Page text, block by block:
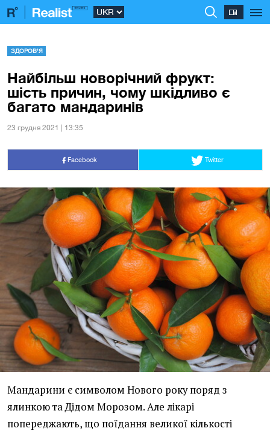
ЗДОРОВ'Я
Найбільш новорічний фрукт:
шість причин, чому шкідливо є
багато мандаринів
23 грудня 2021 | 13:35
Facebook Twitter
Мандарини є символом Нового року поряд з
ялинкою та Дідом Морозом. Але лікарі
попереджають, що поїдання великої кількості